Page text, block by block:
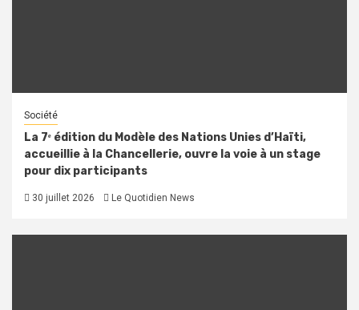
Société
La 7ᵉ édition du Modèle des Nations Unies d’Haïti,
accueillie à la Chancellerie, ouvre la voie à un stage
pour dix participants
30 juillet 2026 Le Quotidien News